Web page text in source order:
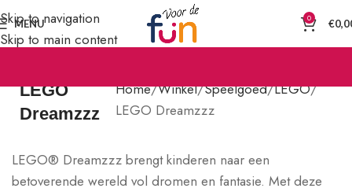
Skip to navigation
Skip to main content
MENU 0 €
LEGO
Dreamzzz
Home Winkel Speelgoed LEGO
LEGO Dreamzzz
LEGO® Dreamzzz brengt kinderen naar een
betoverende wereld vol dromen en fantasie. Met deze